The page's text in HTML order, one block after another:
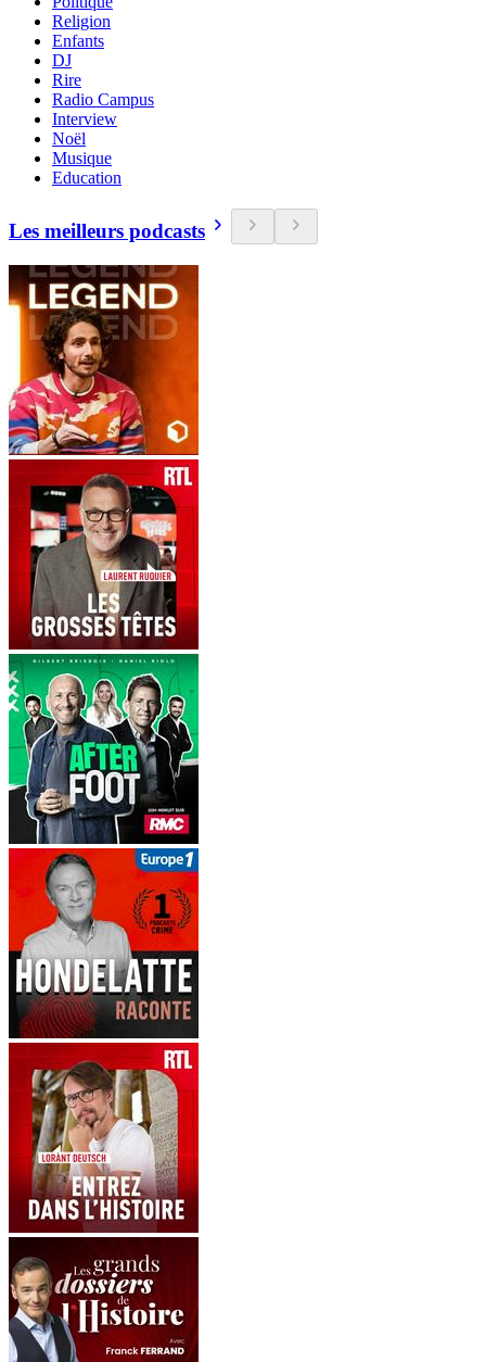
Religion
Enfants
DJ
Rire
Radio Campus
Interview
Noël
Musique
Education
Les meilleurs podcasts